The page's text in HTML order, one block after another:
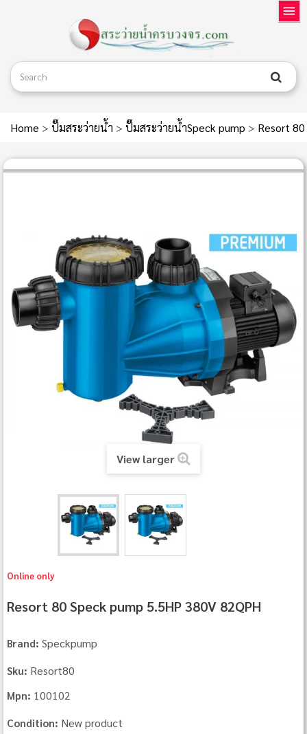
Home > ปั๊มสระว่ายน้ำ > ปั๊มสระว่ายน้ำSpeck pump > Resort
View larger
Online only
Resort 80 Speck pump 5.5HP 380V 82QPH
Brand: Speckpump
Sku: Resort80
Mpn: 100102
Condition: New product